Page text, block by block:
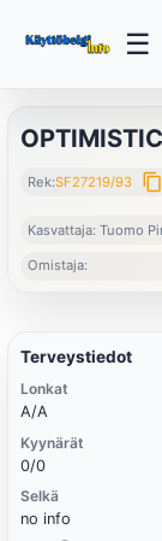
☰
Rek:SF27219/93 content_copy
Kasvattaja: Tuomo
Omistaja:
Terveystiedot
Lonkat
A/A
Kyynärät
0/0
Selkä
no info